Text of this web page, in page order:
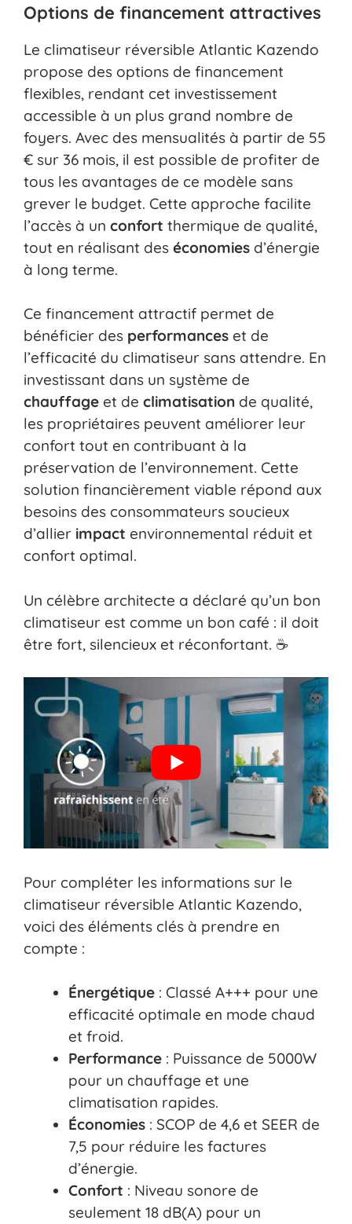
Options de financement attractives
Le climatiseur réversible Atlantic Kazendo
propose des options de financement
flexibles, rendant cet investissement
accessible à un plus grand nombre de
foyers. Avec des mensualités à partir de 55
€ sur 36 mois, il est possible de profiter de
tous les avantages de ce modèle sans
grever le budget. Cette approche facilite
l’accès à un confort thermique de qualité,
tout en réalisant des économies d’énergie
à long terme.
Ce financement attractif permet de
bénéficier des performances et de
l’efficacité du climatiseur sans attendre. En
investissant dans un système de
chauffage et de climatisation de qualité,
les propriétaires peuvent améliorer leur
confort tout en contribuant à la
préservation de l’environnement. Cette
solution financièrement viable répond aux
besoins des consommateurs soucieux
d’allier impact environnemental réduit et
confort optimal.
Un célèbre architecte a déclaré qu’un bon
climatiseur est comme un bon café : il doit
être fort, silencieux et réconfortant. ☕️
Pour compléter les informations sur le
climatiseur réversible Atlantic Kazendo,
voici des éléments clés à prendre en
compte :
Énergétique : Classé A+++ pour une
efficacité optimale en mode chaud
et froid.
Performance : Puissance de 5000W
pour un chauffage et une
climatisation rapides.
Économies : SCOP de 4,6 et SEER de
7,5 pour réduire les factures
d’énergie.
Confort : Niveau sonore de
seulement 18 dB(A) pour un